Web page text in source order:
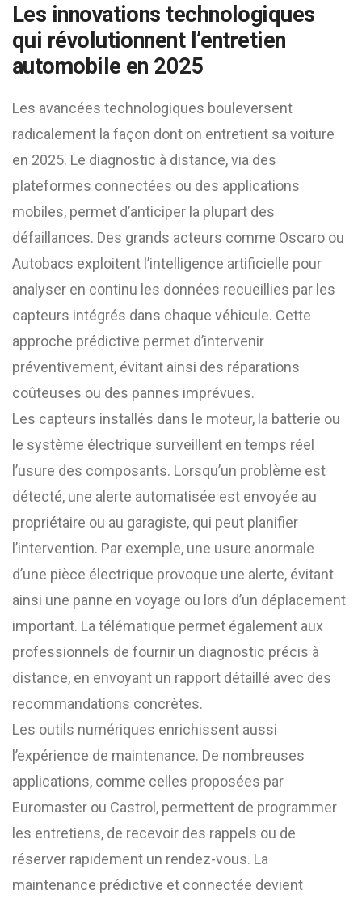
Les innovations technologiques
qui révolutionnent l’entretien
automobile en 2025
Les avancées technologiques bouleversent
radicalement la façon dont on entretient sa voiture
en 2025. Le diagnostic à distance, via des
plateformes connectées ou des applications
mobiles, permet d’anticiper la plupart des
défaillances. Des grands acteurs comme Oscaro ou
Autobacs exploitent l’intelligence artificielle pour
analyser en continu les données recueillies par les
capteurs intégrés dans chaque véhicule. Cette
approche prédictive permet d’intervenir
préventivement, évitant ainsi des réparations
coûteuses ou des pannes imprévues.
Les capteurs installés dans le moteur, la batterie ou
le système électrique surveillent en temps réel
l’usure des composants. Lorsqu’un problème est
détecté, une alerte automatisée est envoyée au
propriétaire ou au garagiste, qui peut planifier
l’intervention. Par exemple, une usure anormale
d’une pièce électrique provoque une alerte, évitant
ainsi une panne en voyage ou lors d’un déplacement
important. La télématique permet également aux
professionnels de fournir un diagnostic précis à
distance, en envoyant un rapport détaillé avec des
recommandations concrètes.
Les outils numériques enrichissent aussi
l’expérience de maintenance. De nombreuses
applications, comme celles proposées par
Euromaster ou Castrol, permettent de programmer
les entretiens, de recevoir des rappels ou de
réserver rapidement un rendez-vous. La
maintenance prédictive et connectée devient